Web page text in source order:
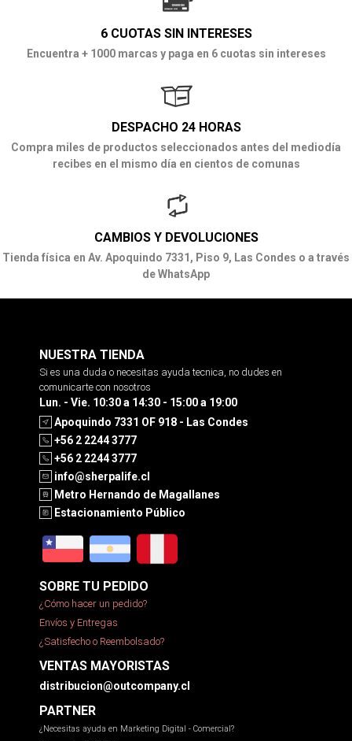
6 CUOTAS SIN INTERESES
Encuentra + 1000 marcas y paga en 6 cuotas sin intereses
DESPACHO 24 HORAS
Compra miles de productos seleccionados antes del mediodía
recibes en el mismo día en cientos de comunas
CAMBIOS Y DEVOLUCIONES
Tienda física en Av. Apoquindo 7331, Piso 9, Las Condes o a través
de WhatsApp
NUESTRA TIENDA
Si es una duda o necesitas ayuda tecnica, no dudes en
comunicarte con nosotros
Lun. - Vie. 10:30 a 14:30 - 15:00 a 19:00
Apoquindo 7331 OF 918 - Las Condes
+56 2 2244 3777
+56 2 2244 3777
info@sherpalife.cl
Metro Hernando de Magallanes
Estacionamiento Público
SOBRE TU PEDIDO
¿Cómo hacer un pedido?
Envíos y Entregas
¿Satisfecho o Reembolsado?
VENTAS MAYORISTAS
distribucion@outcompany.cl
PARTNER
¿Necesitas ayuda en Marketing Digital - Comercial?